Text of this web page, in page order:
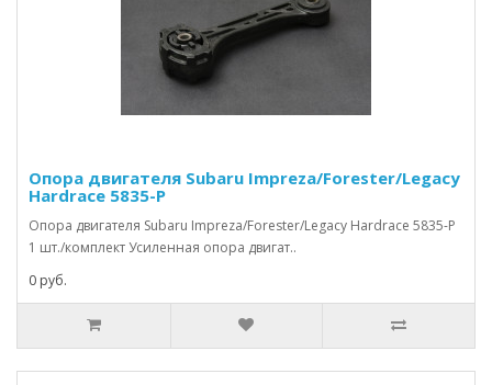
Опора двигателя Subaru Impreza/Forester/Legacy
Hardrace 5835-P
Опора двигателя Subaru Impreza/Forester/Legacy Hardrace 5835-P
1 шт./комплект Усиленная опора двигат..
0 руб.